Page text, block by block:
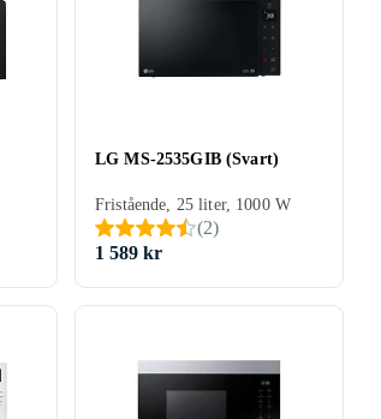
LG MS-2535GIB (Svart)
Fristående, 25 liter, 1000 W
(2)
1 589 kr